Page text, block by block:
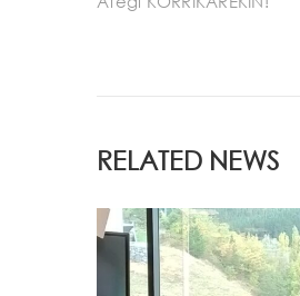
RELATED NEWS